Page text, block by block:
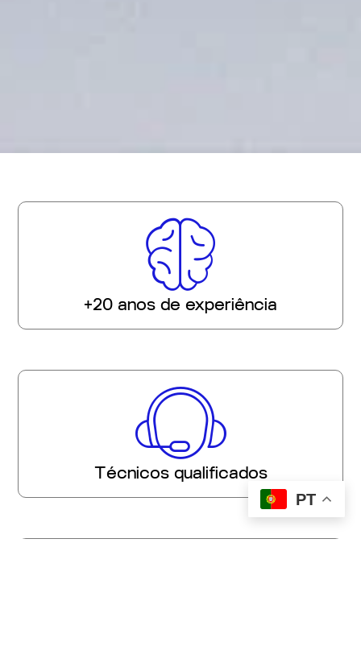
+20 anos de experiência
Técnicos qualificados
PT